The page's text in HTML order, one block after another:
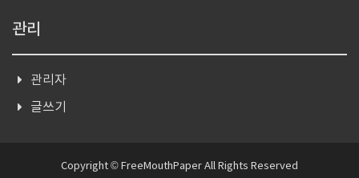
관리
관리자
글쓰기
Copyright © FreeMouthPaper All Rights Reserved